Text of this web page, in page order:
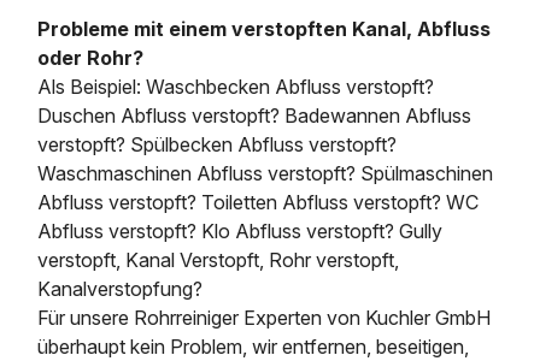
Probleme mit einem verstopften Kanal, Abfluss
oder Rohr?
Als Beispiel: Waschbecken Abfluss verstopft?
Duschen Abfluss verstopft? Badewannen Abfluss
verstopft? Spülbecken Abfluss verstopft?
Waschmaschinen Abfluss verstopft? Spülmaschinen
Abfluss verstopft? Toiletten Abfluss verstopft? WC
Abfluss verstopft? Klo Abfluss verstopft? Gully
verstopft, Kanal Verstopft, Rohr verstopft,
Kanalverstopfung?
Für unsere Rohrreiniger Experten von Kuchler GmbH
überhaupt kein Problem, wir entfernen, beseitigen,